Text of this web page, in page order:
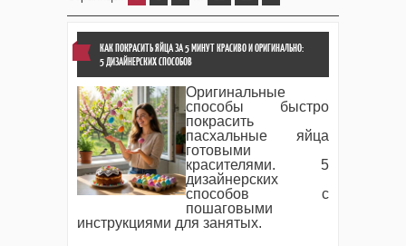
КАК ПОКРАСИТЬ ЯЙЦА ЗА 5 МИНУТ КРАСИВО И ОРИГИНАЛЬНО:
5 ДИЗАЙНЕРСКИХ СПОСОБОВ
Оригинальные
способы быстро
покрасить
пасхальные яйца
готовыми
красителями. 5
дизайнерских
способов с
пошаговыми
инструкциями для занятых.